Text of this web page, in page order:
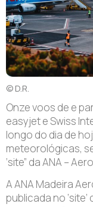
© D.R.
Onze voos de e
easyjet e Swiss
longo do dia de
meteorológicas,
‘site” da ANA –
A ANA Madeira
publicada no